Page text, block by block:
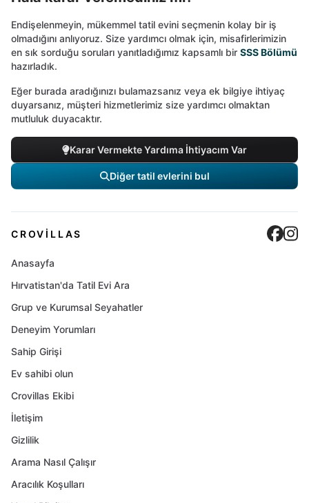
Endişelenmeyin, mükemmel tatil evini seçmenin kolay bir iş
olmadığını anlıyoruz. Size yardımcı olmak için, misafirlerimizin
en sık sorduğu soruları yanıtladığımız kapsamlı bir SSS Bölümü
hazırladık.
Eğer burada aradığınızı bulamazsanız veya ek bilgiye ihtiyaç
duyarsanız, müşteri hizmetlerimiz size yardımcı olmaktan
mutluluk duyacaktır.
Karar Vermekte Yardıma İhtiyacım Var
Diğer tatil evlerini bul
CROVILLAS
Anasayfa
Hırvatistan'da Tatil Evi Ara
Grup ve Kurumsal Seyahatler
Deneyim Yorumları
Sahip Girişi
Ev sahibi olun
Crovillas Ekibi
İletişim
Gizlilik
Arama Nasıl Çalışır
Aracılık Koşulları